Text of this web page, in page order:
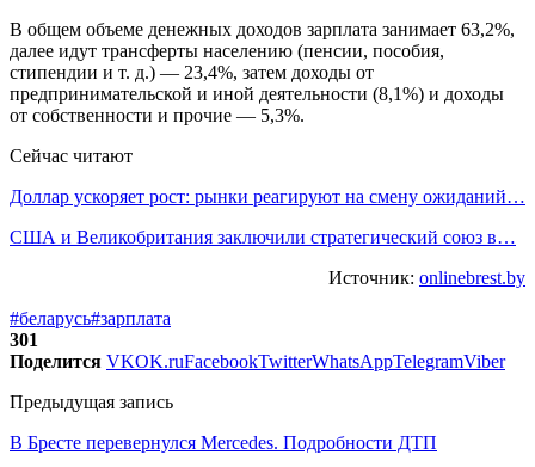
В общем объеме денежных доходов зарплата занимает 63,2%,
далее идут трансферты населению (пенсии, пособия,
стипендии и т. д.) — 23,4%, затем доходы от
предпринимательской и иной деятельности (8,1%) и доходы
от собственности и прочие — 5,3%.
Сейчас читают
Доллар ускоряет рост: рынки реагируют на смену ожиданий…
США и Великобритания заключили стратегический союз в…
Источник: onlinebrest.by
#беларусь#зарплата
301
Поделится VKOK.ruFacebookTwitterWhatsAppTelegramViber
Предыдущая запись
В Бресте перевернулся Mercedes. Подробности ДТП